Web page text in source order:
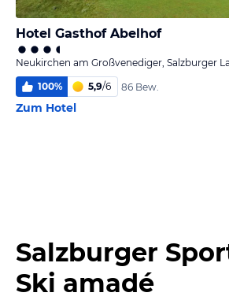
Hotel Gasthof Abelhof
Neukirchen am Großvenediger, Salzburger
100% 5,9/6 86 Bew.
Zum Hotel
Salzburger
Ski amadé